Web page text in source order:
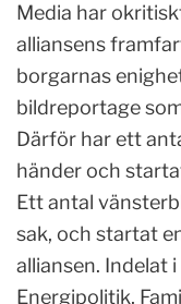
Media har
alliansens
borgarnas
bildreportage
Därför har ett
händer och
Ett antal
sak, och startat
alliansen. Indelat
Energipolitik,